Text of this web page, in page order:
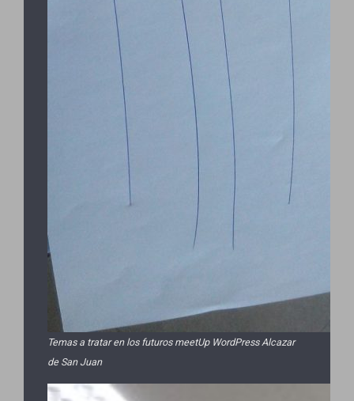
Temas a tratar en los futuros meetUp WordPress Alcazar
de San Juan